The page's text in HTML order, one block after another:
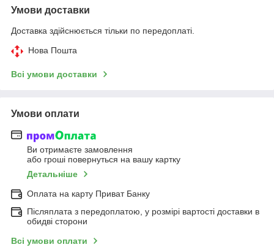
Умови доставки
Доставка здійснюється тільки по передоплаті.
Нова Пошта
Всі умови доставки
Умови оплати
Ви отримаєте замовлення
або гроші повернуться на вашу картку
Детальніше
Оплата на карту Приват Банку
Післяплата з передоплатою, у розмірі вартості доставки в
обидві сторони
Всі умови оплати